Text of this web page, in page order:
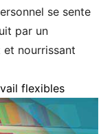
se sente
par un
nourrissant
flexibles